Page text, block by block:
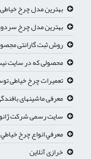
بهترین مدل چرخ
بهترین مدل چرخ
روش ثبت گارانتی
محصولی که در سایت
تعمیرات چرخ خیاطی
معرفی ماشینهای
سایت رسمی شرکت
معرفي انواع چرخ
خرازی آنلاین